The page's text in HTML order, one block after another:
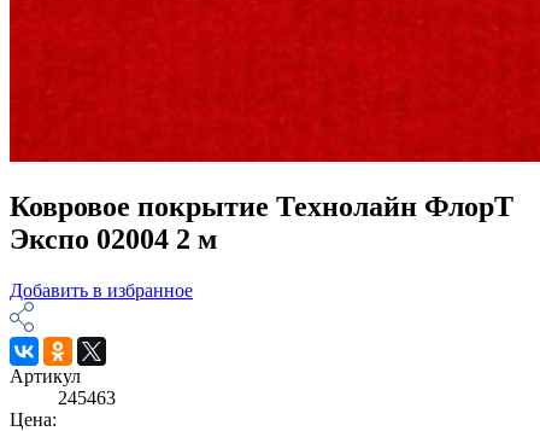
Ковровое покрытие Технолайн ФлорТ
Экспо 02004 2 м
Добавить в избранное
Артикул
245463
Цена: